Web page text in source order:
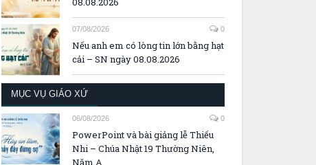
07/08/2026 0
Nếu anh em có lòng tin lớn bằng hạt
cải – SN ngày 08.08.2026
MỤC VỤ GIÁO XỨ
06/08/2026 0
PowerPoint và bài giảng lễ Thiếu
Nhi – Chúa Nhật 19 Thường Niên,
Năm A